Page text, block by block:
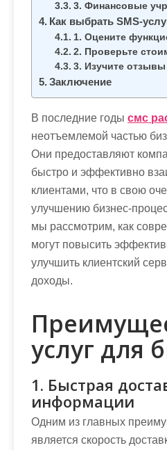
3. Финансовые
Как выбрать SMS-
1. Оцените
2. Проверьте
3. Изучите отзывы
Заключение
В последние годы смс
неотъемлемой частью
Они предоставляют
быстро и эффективно
клиентами, что в свою
улучшению бизнес-
мы рассмотрим, как
могут повысить
улучшить клиентский
доходы.
услуг для
1. Быстрая
информации
Одним из главных
является скорость